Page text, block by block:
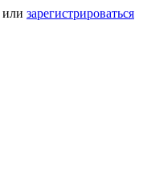
или зарегистрироваться